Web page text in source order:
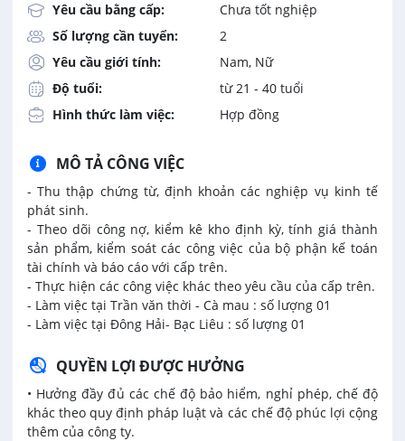
Yêu cầu bằng cấp:
Chưa tốt nghiệp
Số lượng cần tuyển:
2
Yêu cầu giới tính:
Nam, Nữ
Độ tuổi:
từ 21 - 40 tuổi
Hình thức làm việc:
Hợp đồng
MÔ TẢ CÔNG VIỆC
- Thu thập chứng từ, định khoản các nghiệp vụ kinh tế
phát sinh.
- Theo dõi công nợ, kiểm kê kho định kỳ, tính giá thành
sản phẩm, kiểm soát các công việc của bộ phận kế toán
tài chính và báo cáo với cấp trên.
- Thực hiện các công việc khác theo yêu cầu của cấp trên.
- Làm việc tại Trần văn thời - Cà mau : số lượng 01
- Làm việc tại Đông Hải- Bạc Liêu : số lượng 01
QUYỀN LỢI ĐƯỢC HƯỞNG
• Hưởng đầy đủ các chế độ bảo hiểm, nghỉ phép, chế độ
khác theo quy định pháp luật và các chế độ phúc lợi cộng
thêm của công ty.